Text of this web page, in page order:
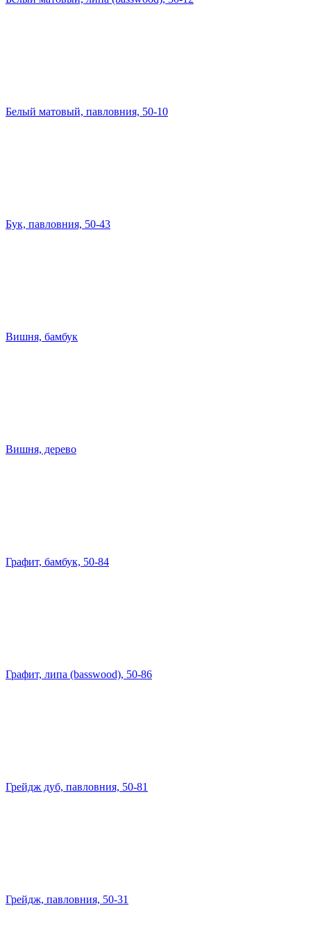
Белый матовый, павловния, 50-10
Бук, павловния, 50-43
Вишня, бамбук
Вишня, дерево
Графит, бамбук, 50-84
Графит, липа (basswood), 50-86
Грейдж дуб, павловния, 50-81
Грейдж, павловния, 50-31